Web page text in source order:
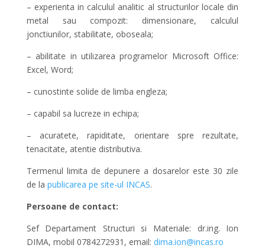
– experienta in calculul analitic al structurilor locale din
metal sau compozit: dimensionare, calculul
jonctiunilor, stabilitate, oboseala;
– abilitate in utilizarea programelor Microsoft Office:
Excel, Word;
– cunostinte solide de limba engleza;
– capabil sa lucreze in echipa;
– acuratete, rapiditate, orientare spre rezultate,
tenacitate, atentie distributiva.
Termenul limita de depunere a dosarelor este 30 zile
de la publicarea pe site-ul INCAS.
Persoane de contact:
Sef Departament Structuri si Materiale: dr.ing. Ion
DIMA, mobil 0784272931, email: dima.ion@incas.ro